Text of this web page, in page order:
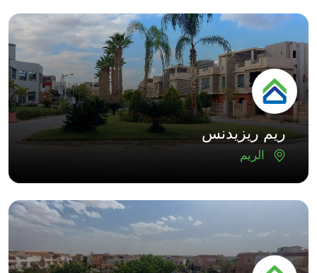
ريم ريزيدنس
الريم